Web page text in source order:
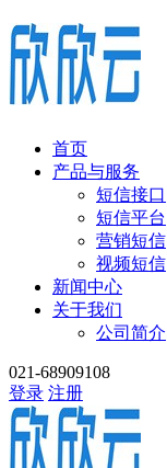
首页
产品与服务
短信接口
短信平台
营销短信
视频短信
新闻中心
关于我们
公司简介
021-68909108
登录 注册